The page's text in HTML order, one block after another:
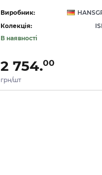
Виробник:
Колекція:
В наявності
2 754.00
грн/шт